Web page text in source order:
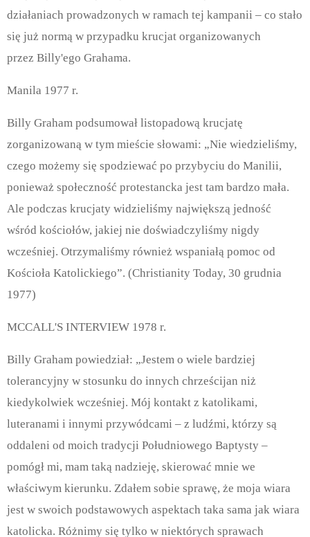
działaniach prowadzonych w ramach tej kampanii – co stało
się już normą w przypadku krucjat organizowanych
przez Billy'ego Grahama.
Manila 1977 r.
Billy Graham podsumował listopadową krucjatę
zorganizowaną w tym mieście słowami: „Nie wiedzieliśmy,
czego możemy się spodziewać po przybyciu do Manilii,
ponieważ społeczność protestancka jest tam bardzo mała.
Ale podczas krucjaty widzieliśmy największą jedność
wśród kościołów, jakiej nie doświadczyliśmy nigdy
wcześniej. Otrzymaliśmy również wspaniałą pomoc od
Kościoła Katolickiego”. (Christianity Today, 30 grudnia
1977)
MCCALL'S INTERVIEW 1978 r.
Billy Graham powiedział: „Jestem o wiele bardziej
tolerancyjny w stosunku do innych chrześcijan niż
kiedykolwiek wcześniej. Mój kontakt z katolikami,
luteranami i innymi przywódcami – z ludźmi, którzy są
oddaleni od moich tradycji Południowego Baptysty –
pomógł mi, mam taką nadzieję, skierować mnie we
właściwym kierunku. Zdałem sobie sprawę, że moja wiara
jest w swoich podstawowych aspektach taka sama jak wiara
katolicka. Różnimy się tylko w niektórych sprawach